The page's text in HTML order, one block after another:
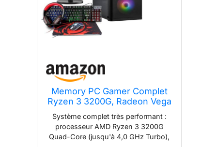
Memory PC Gamer Complet
Ryzen 3 3200G, Radeon Vega
8, 16 Go DDR4, SSD M.2 1000
Go, Windows 11 Pro 64 Bits +
ecran Gaming 24 Pouces 100
Hz + Ultron Hawk Gaming Kit
Système complet très performant :
processeur AMD Ryzen 3 3200G
Quad-Core (jusqu'à 4,0 GHz Turbo),